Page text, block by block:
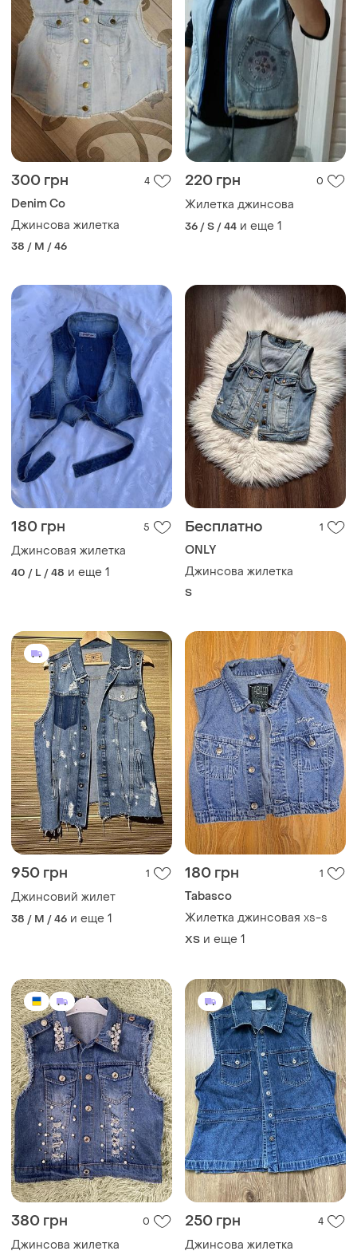
300 грн 4
Denim Co
Джинсова жилетка
38 / M / 46
220 грн 0
Жилетка джинсова
36 / S / 44 и еще 1
180 грн 5
Джинсовая жилетка
40 / L / 48 и еще 1
Бесплатно 1
ONLY
Джинсова жилетка
S
950 грн 1
Джинсовий жилет
38 / M / 46 и еще 1
180 грн 1
Tabasco
Жилетка джинсовая xs-s
ХS и еще 1
380 грн 0
Джинсова жилетка
250 грн 4
Джинсова жилетка